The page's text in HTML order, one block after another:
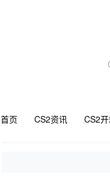
首页 CS2资讯 CS2